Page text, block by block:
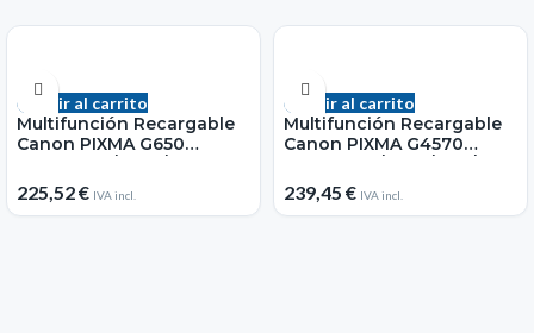
Añadir al carrito
Multifunción Recargable
Canon PIXMA G650
225,52€ IVA incl.
Añadir al carrito
Multifunción Recargable
Canon PIXMA G4570
Negra
239,45 € IVA incl.